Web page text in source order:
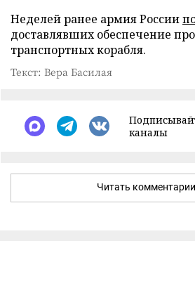
Неделей ранее армия России
доставлявших обеспечение
транспортных корабля.
Текст: Вера Басилая
каналы
Читать комментарии